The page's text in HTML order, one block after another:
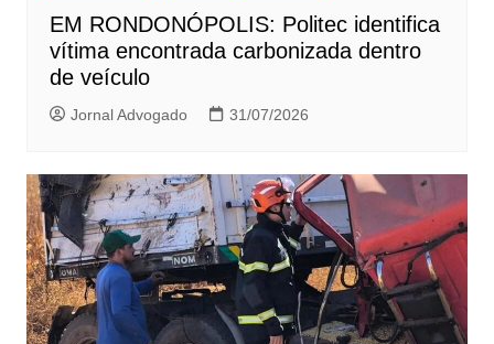
EM RONDONÓPOLIS: Politec identifica
vítima encontrada carbonizada dentro
de veículo
Jornal Advogado 31/07/2026